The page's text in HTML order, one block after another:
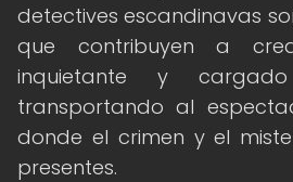
detectives escandinavas
que contribuyen a
inquietante y
transportando al
donde el crimen y el
presentes.